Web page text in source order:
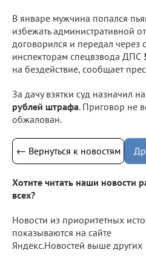
В январе мужчина попался
избежать административной
договорился и передал
инспекторам спецвзвода ДПС
на бездействие, сообщает
За дачу взятки суд назначил
рублей штрафа. Приговор не
обжалован.
← Вернуться к новостям
Хотите читать наши новости
всех?
Новости из приоритетных
показываются на сайте
Яндекс.Новостей выше других